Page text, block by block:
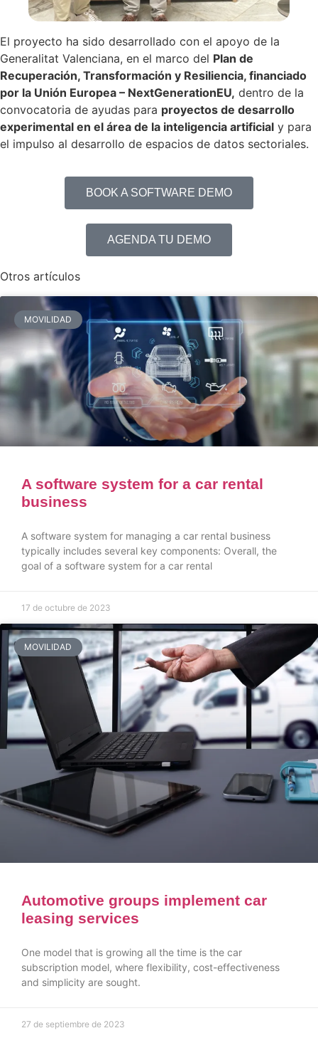
El proyecto ha sido desarrollado con el apoyo de la
Generalitat Valenciana, en el marco del Plan de
Recuperación, Transformación y Resiliencia, financiado
por la Unión Europea – NextGenerationEU, dentro de la
convocatoria de ayudas para proyectos de desarrollo
experimental en el área de la inteligencia artificial y para
el impulso al desarrollo de espacios de datos sectoriales.
BOOK A SOFTWARE DEMO
AGENDA TU DEMO
Otros artículos
MOVILIDAD
A software system for a car rental
business
A software system for managing a car rental business
typically includes several key components: Overall, the
goal of a software system for a car rental
17 de octubre de 2023
MOVILIDAD
Automotive groups implement car
leasing services
One model that is growing all the time is the car
subscription model, where flexibility, cost-effectiveness
and simplicity are sought.
27 de septiembre de 2023